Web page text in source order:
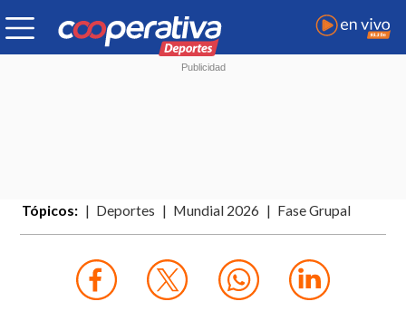
Tópicos: Deportes Mundial 2026 Fase Grupal